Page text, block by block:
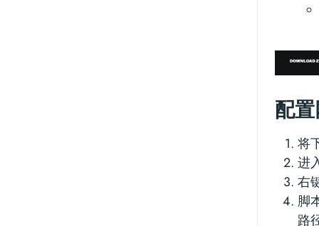
配
将
进
右
脚
路